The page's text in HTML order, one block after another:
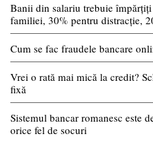
Banii din salariu trebuie
familiei, 30% pentru distracție,
Cum se fac fraudele bancare
Vrei o rată mai mică la credit?
fixă
Sistemul bancar romanesc este
orice fel de socuri